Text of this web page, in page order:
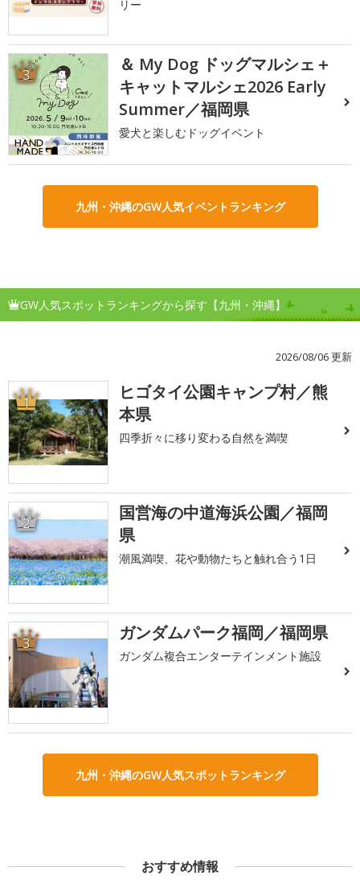
リー
3
＆ My Dog ドッグマルシェ＋
キャットマルシェ2026 Early
Summer／福岡県
愛犬と楽しむドッグイベント
九州・沖縄のGW人気イベントランキング
GW人気スポットランキングから探す【九州・沖縄】
2026/08/06 更新
1
ヒゴタイ公園キャンプ村／熊
本県
四季折々に移り変わる自然を満喫
2
国営海の中道海浜公園／福岡
県
潮風満喫、花や動物たちと触れ合う1日
3 ガンダムパーク福岡／福岡県
ガンダム複合エンターテインメント施設
九州・沖縄のGW人気スポットランキング
おすすめ情報